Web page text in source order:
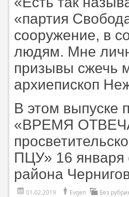
«партия
сооружение, в
людям. Мне
призывы сжечь
архиепископ
В этом выпуске
«ВРЕМЯ
ПЦУ» 16 января
района
01.02.2019 Evgen Без